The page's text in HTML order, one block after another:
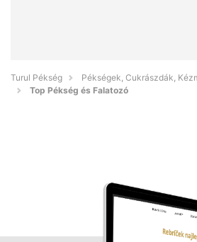
Turul Pékség
Pékségek, Cukrászdák,
Top Pékség és Falatozó